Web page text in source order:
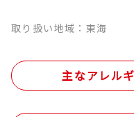
取り扱い地域：東海
主なアレル